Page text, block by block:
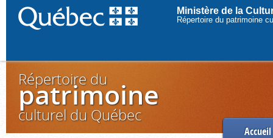
Ministère de la
Répertoire du patrimoine
Répertoire du
patrimoine
culturel du Québec
Accueil